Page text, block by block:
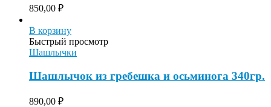
850,00 ₽
В корзину
Быстрый просмотр
Шашлычки
Шашлычок из гребешка и осьминога 340гр.
890,00 ₽